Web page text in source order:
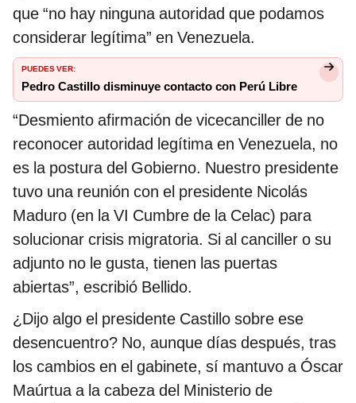
que “no hay ninguna autoridad que podamos
considerar legítima” en Venezuela.
PUEDES VER:
Pedro Castillo disminuye contacto con Perú Libre
“Desmiento afirmación de vicecanciller de no
reconocer autoridad legítima en Venezuela, no
es la postura del Gobierno. Nuestro presidente
tuvo una reunión con el presidente Nicolás
Maduro (en la VI Cumbre de la Celac) para
solucionar crisis migratoria. Si al canciller o su
adjunto no le gusta, tienen las puertas
abiertas”, escribió Bellido.
¿Dijo algo el presidente Castillo sobre ese
desencuentro? No, aunque días después, tras
los cambios en el gabinete, sí mantuvo a Óscar
Maúrtua a la cabeza del Ministerio de